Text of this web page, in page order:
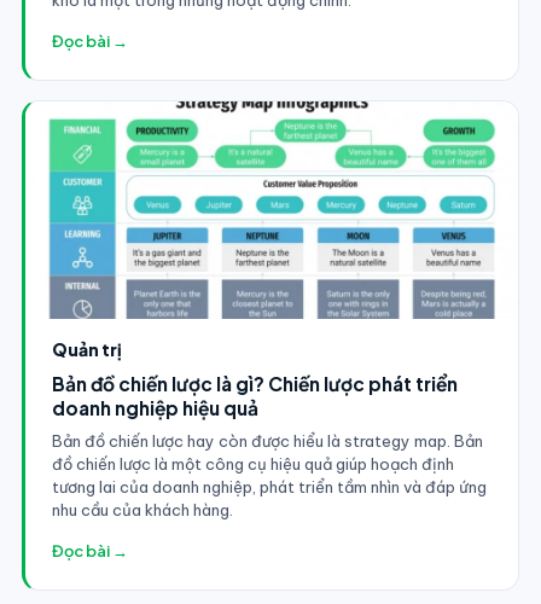
Đọc bài →
Quản trị
Bản đồ chiến lược là gì? Chiến lược phát triển
doanh nghiệp hiệu quả
Bản đồ chiến lược hay còn được hiểu là strategy map. Bản
đồ chiến lược là một công cụ hiệu quả giúp hoạch định
tương lai của doanh nghiệp, phát triển tầm nhìn và đáp ứng
nhu cầu của khách hàng.
Đọc bài →